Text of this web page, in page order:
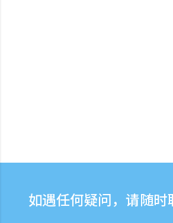
如遇任何疑问，请随时